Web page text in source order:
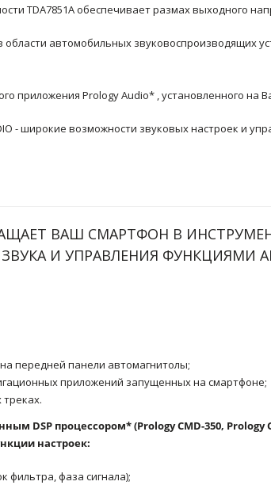
TDA7851A обеспечивает размах выходного
автомобильных звуковоспроизводящих
приложения Prology Audio* , установленного на
- широкие возможности звуковых настроек и
ВАШ СМАРТФОН В
И УПРАВЛЕНИЯ ФУНКЦИЯМИ
передней панели автомагнитолы;
приложений запущенных на смартфоне;
DSP процессором* (Prology CMD-350, Prology
настроек:
фильтра, фаза сигнала);